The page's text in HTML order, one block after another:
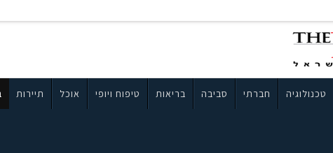
טכנולוגיה חברתי סביבה בריאות טיפוח ויופי אוכל תיירות